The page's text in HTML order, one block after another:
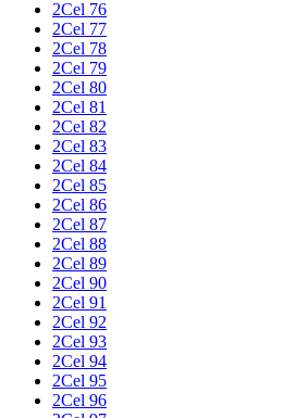
2Cel 76
2Cel 77
2Cel 78
2Cel 79
2Cel 80
2Cel 81
2Cel 82
2Cel 83
2Cel 84
2Cel 85
2Cel 86
2Cel 87
2Cel 88
2Cel 89
2Cel 90
2Cel 91
2Cel 92
2Cel 93
2Cel 94
2Cel 95
2Cel 96